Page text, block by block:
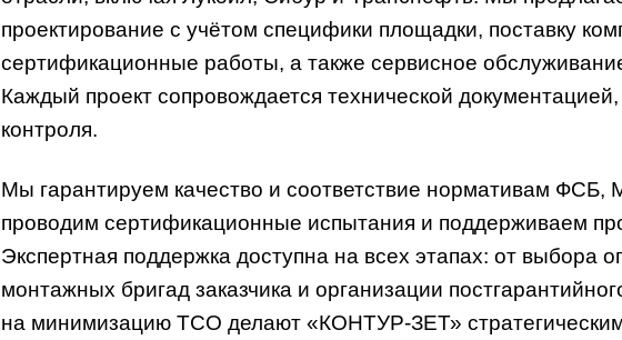
проектирование с учётом специфики площадки, поставку
сертификационные работы, а также сервисное
Каждый проект сопровождается технической
контроля.
Мы гарантируем качество и соответствие нормативам
проводим сертификационные испытания и поддерживаем
Экспертная поддержка доступна на всех этапах: от выбора
монтажных бригад заказчика и организации
на минимизацию TCO делают «КОНТУР-ЗЕТ»